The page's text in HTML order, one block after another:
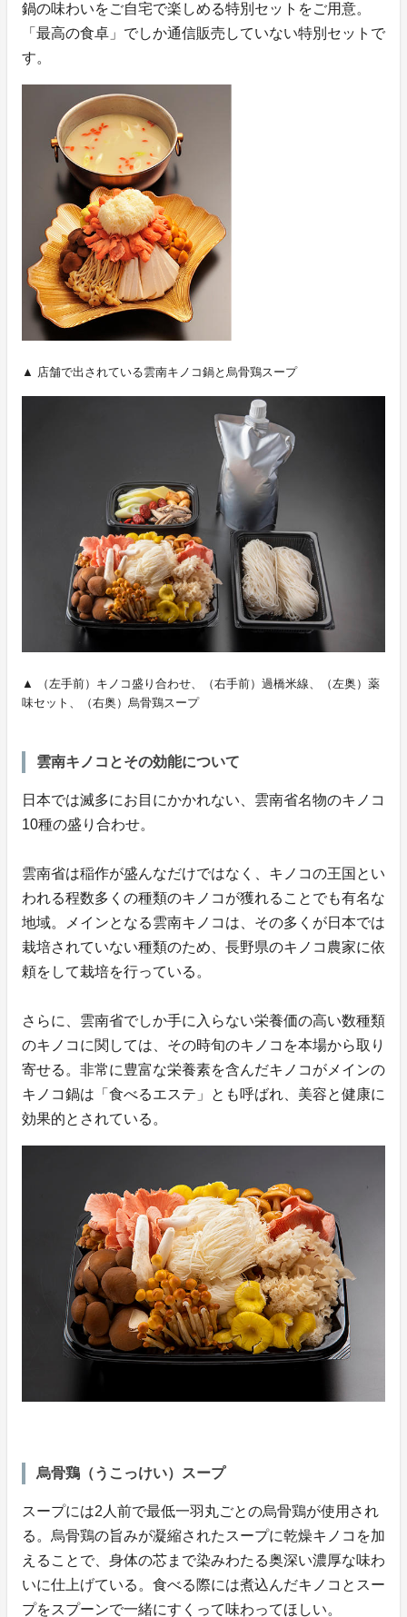
鍋の味わいをご自宅で楽しめる特別セットをご用意。
「最高の食卓」でしか通信販売していない特別セットで
す。
▲ 店舗で出されている雲南キノコ鍋と烏骨鶏スープ
▲ （左手前）キノコ盛り合わせ、（右手前）過橋米線、（左奥）薬
味セット、（右奥）烏骨鶏スープ
雲南キノコとその効能について
日本では滅多にお目にかかれない、雲南省名物のキノコ
10種の盛り合わせ。
雲南省は稲作が盛んなだけではなく、キノコの王国とい
われる程数多くの種類のキノコが獲れることでも有名な
地域。メインとなる雲南キノコは、その多くが日本では
栽培されていない種類のため、長野県のキノコ農家に依
頼をして栽培を行っている。
さらに、雲南省でしか手に入らない栄養価の高い数種類
のキノコに関しては、その時旬のキノコを本場から取り
寄せる。非常に豊富な栄養素を含んだキノコがメインの
キノコ鍋は「食べるエステ」とも呼ばれ、美容と健康に
効果的とされている。
烏骨鶏（うこっけい）スープ
スープには2人前で最低一羽丸ごとの烏骨鶏が使用され
る。烏骨鶏の旨みが凝縮されたスープに乾燥キノコを加
えることで、身体の芯まで染みわたる奥深い濃厚な味わ
いに仕上げている。食べる際には煮込んだキノコとスー
プをスプーンで一緒にすくって味わってほしい。